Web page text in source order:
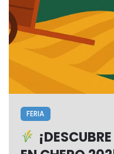
FERIA